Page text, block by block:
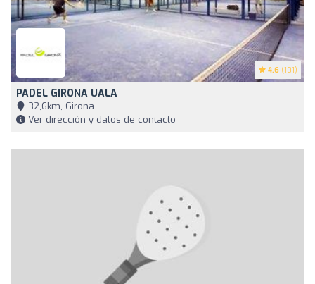
4.6 (101)
PADEL GIRONA UALA
32,6km, Girona
Ver dirección y datos de contacto